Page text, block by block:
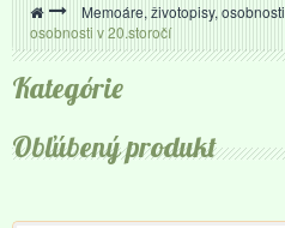
> Memoáre, životopisy, osobnosti
osobnosti v 20.storočí
Kategórie
Obľúbený produkt